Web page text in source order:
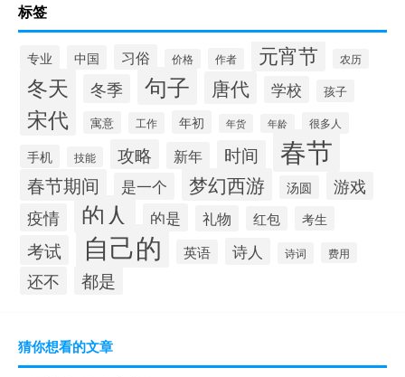
标签
专业 中国 习俗 价格 作者 元宵节 农历
冬天 冬季 句子 唐代 学校 孩子
宋代 寓意 工作 年初 年货 年龄 很多人
手机 技能 攻略 新年 时间 春节
春节期间 是一个 梦幻西游 汤圆
游戏
疫情
的人 的是 礼物 红包 考生
考试 自己的 英语 诗人 诗词 费用
还不 都是
猜你想看的文章